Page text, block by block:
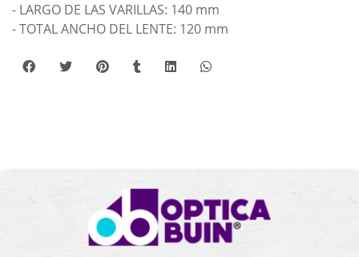
- LARGO DE LAS VARILLAS: 140 mm
- TOTAL ANCHO DEL LENTE: 120 mm